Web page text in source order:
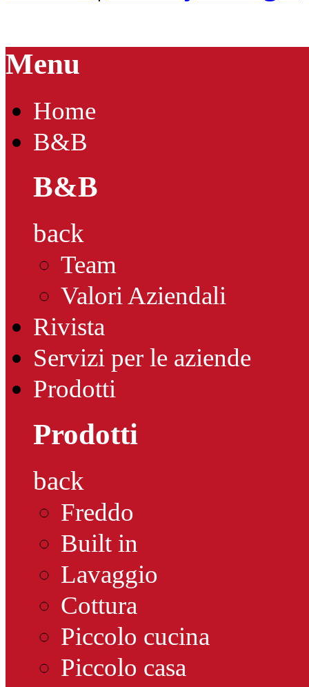
Menu
Home
B&B
B&B
back
Team
Valori Aziendali
Rivista
Servizi per le aziende
Prodotti
Prodotti
back
Freddo
Built in
Lavaggio
Cottura
Piccolo cucina
Piccolo casa